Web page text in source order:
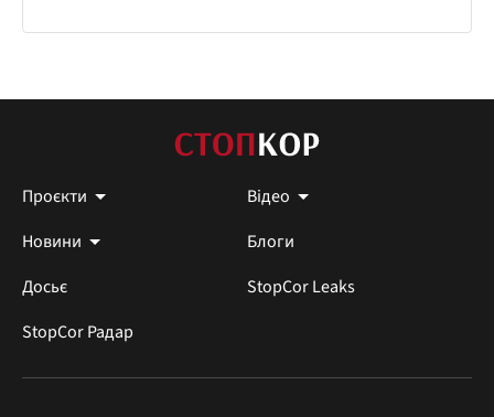
Проєкти
Відео
Новини
Блоги
Досьє
StopCor Leaks
StopCor Радар